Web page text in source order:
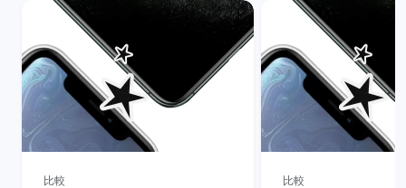
比較 比較